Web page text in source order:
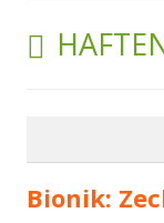
Bionik: